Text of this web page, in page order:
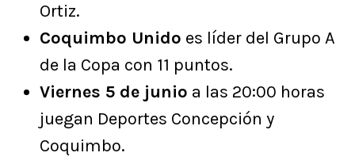
Ortiz.
Coquimbo Unido es líder del Grupo A
de la Copa con 11 puntos.
Viernes 5 de junio a las 20:00 horas
juegan Deportes Concepción y
Coquimbo.